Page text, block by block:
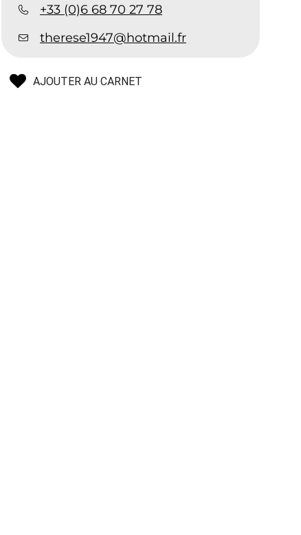
+33 (0)6 68 70 27 78
therese1947@hotmail.fr
AJOUTER AU CARNET